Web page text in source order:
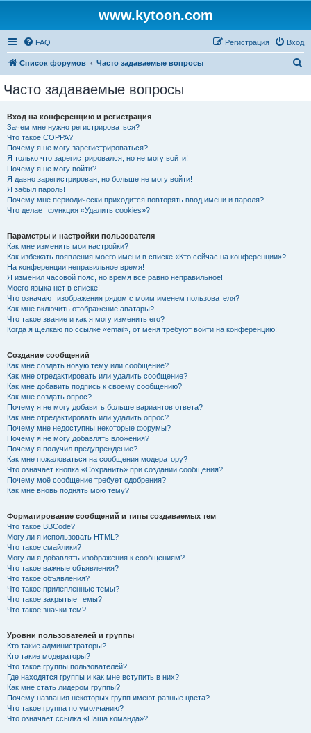
www.kytoon.com
FAQ Вход
Регистрация
Список форумов Часто задаваемые вопросы
Часто задаваемые вопросы
Вход на конференцию и регистрация
Зачем мне нужно регистрироваться?
Что такое COPPA?
Почему я не могу зарегистрироваться?
Я только что зарегистрировался, но не могу войти!
Почему я не могу войти?
Я давно зарегистрирован, но больше не могу войти!
Я забыл пароль!
Почему мне периодически приходится повторять ввод имени и пароля?
Что делает функция «Удалить cookies»?
Параметры и настройки пользователя
Как мне изменить мои настройки?
Как избежать появления моего имени в списке «Кто сейчас на конференции»?
На конференции неправильное время!
Я изменил часовой пояс, но время всё равно неправильное!
Моего языка нет в списке!
Что означают изображения рядом с моим именем пользователя?
Как мне включить отображение аватары?
Что такое звание и как я могу изменить его?
Когда я щёлкаю по ссылке «email», от меня требуют войти на конференцию!
Создание сообщений
Как мне создать новую тему или сообщение?
Как мне отредактировать или удалить сообщение?
Как мне добавить подпись к своему сообщению?
Как мне создать опрос?
Почему я не могу добавить больше вариантов ответа?
Как мне отредактировать или удалить опрос?
Почему мне недоступны некоторые форумы?
Почему я не могу добавлять вложения?
Почему я получил предупреждение?
Как мне пожаловаться на сообщения модератору?
Что означает кнопка «Сохранить» при создании сообщения?
Почему моё сообщение требует одобрения?
Как мне вновь поднять мою тему?
Форматирование сообщений и типы создаваемых тем
Что такое BBCode?
Могу ли я использовать HTML?
Что такое смайлики?
Могу ли я добавлять изображения к сообщениям?
Что такое важные объявления?
Что такое объявления?
Что такое прилепленные темы?
Что такое закрытые темы?
Что такое значки тем?
Уровни пользователей и группы
Кто такие администраторы?
Кто такие модераторы?
Что такое группы пользователей?
Где находятся группы и как мне вступить в них?
Как мне стать лидером группы?
Почему названия некоторых групп имеют разные цвета?
Что такое группа по умолчанию?
Что означает ссылка «Наша команда»?